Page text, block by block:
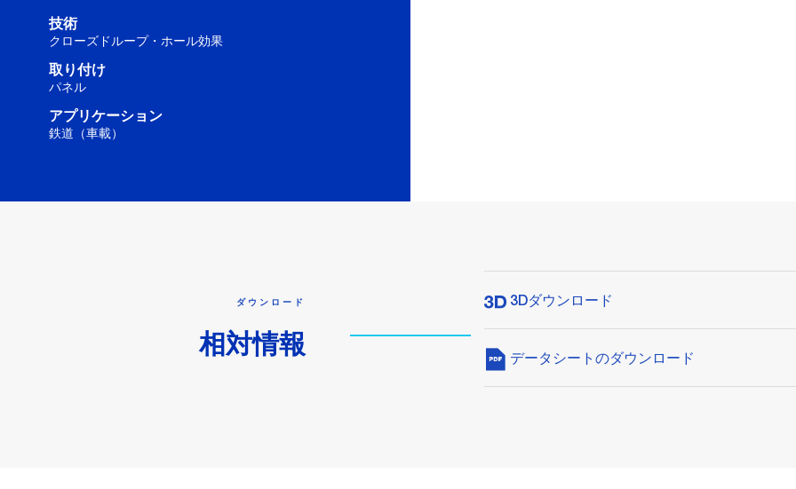
技術
クローズドループ・ホール効果
取り付け
パネル
アプリケーション
鉄道（車載）
ダウンロード
相対情報
3Dダウンロード
データシートのダウンロード